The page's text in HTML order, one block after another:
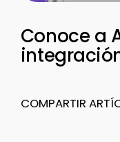
Conoce a
COMPARTIR